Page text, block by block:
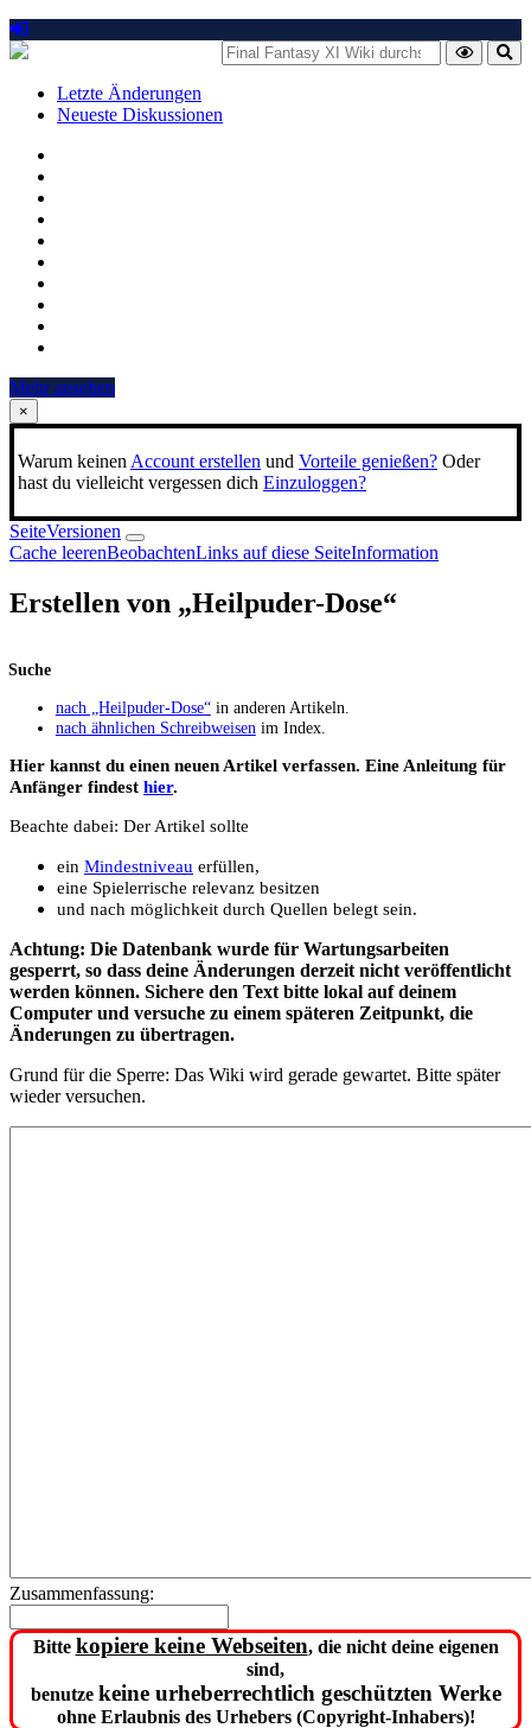
Letzte Änderungen
Neueste Diskussionen
Mehr ansehen
×
Warum keinen Account erstellen und Vorteile genießen? Oder
hast du vielleicht vergessen dich Einzuloggen?
SeiteVersionen
Cache leerenBeobachtenLinks auf diese SeiteInformation
Erstellen von „Heilpuder-Dose“
Suche
nach „Heilpuder-Dose“in anderen Artikeln.
nach ähnlichen Schreibweisen im Index.
Hier kannst du einen neuen Artikel verfassen. Eine Anleitung für
Anfänger findest hier.
Beachte dabei: Der Artikel sollte
ein Mindestniveau erfüllen,
eine Spielerrische relevanz besitzen
und nach möglichkeit durch Quellen belegt sein.
Achtung: Die Datenbank wurde für Wartungsarbeiten
gesperrt, so dass deine Änderungen derzeit nicht veröffentlicht
werden können. Sichere den Text bitte lokal auf deinem
Computer und versuche zu einem späteren Zeitpunkt, die
Änderungen zu übertragen.
Grund für die Sperre: Das Wiki wird gerade gewartet. Bitte später
wieder versuchen.
Zusammenfassung:
Bitte kopiere keine Webseiten, die nicht deine eigenen
sind,
benutze keine urheberrechtlich geschützten Werke
ohne Erlaubnis des Urhebers (Copyright-Inhabers)!